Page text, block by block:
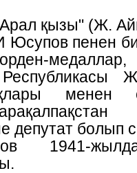
Юсупов пенен
Республикасы
менен
депутат болып